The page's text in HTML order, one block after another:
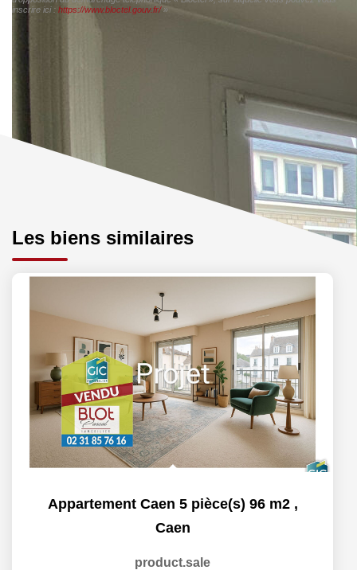
inscrire ici : https://www.bloctel.gouv.fr/»
Les biens similaires
Appartement Caen 5 pièce(s) 96 m2 ,
Caen
product.sale